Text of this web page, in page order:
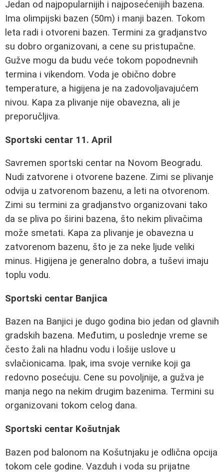
Jedan od najpopularnijih i najposećenijih bazena.
Ima olimpijski bazen (50m) i manji bazen. Tokom
leta radi i otvoreni bazen. Termini za gradjanstvo
su dobro organizovani, a cene su pristupačne.
Gužve mogu da budu veće tokom popodnevnih
termina i vikendom. Voda je obično dobre
temperature, a higijena je na zadovoljavajućem
nivou. Kapa za plivanje nije obavezna, ali je
preporučljiva.
Sportski centar 11. April
Savremen sportski centar na Novom Beogradu.
Nudi zatvorene i otvorene bazene. Zimi se plivanje
odvija u zatvorenom bazenu, a leti na otvorenom.
Zimi su termini za gradjanstvo organizovani tako
da se pliva po širini bazena, što nekim plivačima
može smetati. Kapa za plivanje je obavezna u
zatvorenom bazenu, što je za neke ljude veliki
minus. Higijena je generalno dobra, a tuševi imaju
toplu vodu.
Sportski centar Banjica
Bazen na Banjici je dugo godina bio jedan od glavnih
gradskih bazena. Međutim, u poslednje vreme se
često žali na hladnu vodu i lošije uslove u
svlačionicama. Ipak, ima svoje vernike koji ga
redovno posećuju. Cene su povoljnije, a gužva je
manja nego na nekim drugim bazenima. Termini su
organizovani tokom celog dana.
Sportski centar Košutnjak
Bazen pod balonom na Košutnjaku je odlična opcija
tokom cele godine. Vazduh i voda su prijatne